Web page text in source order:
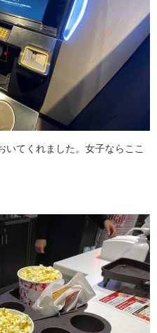
いてくれました。女子ならここ